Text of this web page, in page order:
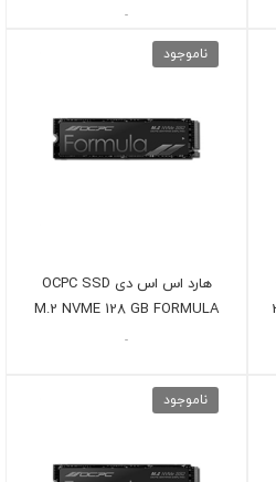
-
ناموجود
هارد اس اس دی OCPC SSD
M.2 NVME 128 GB FORMULA
-
ناموجود